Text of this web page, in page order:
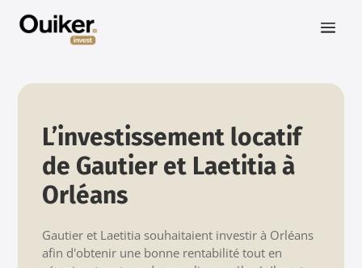
L’investissement locatif
de Gautier et Laetitia à
Orléans
Gautier et Laetitia souhaitaient investir à Orléans
afin d'obtenir une bonne rentabilité tout en